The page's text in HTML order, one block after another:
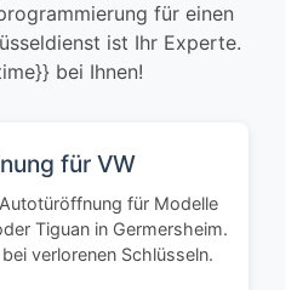
für einen
ist Ihr Experte.
bei Ihnen!
für VW
für Modelle
Tiguan in Germersheim.
verlorenen Schlüsseln.